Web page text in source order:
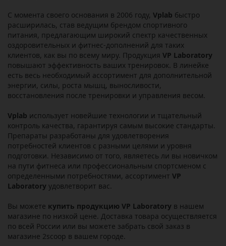
С момента своего основания в 2006 году, Vplab быстро
расширилась, став ведущим брендом спортивного
питания, предлагающим широкий спектр качественных
оздоровительных и фитнес-дополнений для таких
клиентов, как вы по всему миру. Продукция VP Laboratory
повышают эффективность ваших тренировок. В линейке
есть весь необходимый ассортимент для дополнительной
энергии, силы, роста мышц, выносливости,
восстановления после тренировки и управления весом.
Vplab использует новейшие технологии и тщательный
контроль качества, гарантируя самым высокие стандарты.
Препараты разработаны для удовлетворения
потребностей клиентов с разными целями и уровня
подготовки. Независимо от того, являетесь ли вы новичком
на пути фитнеса или профессиональным спортсменом с
определенными потребностями, ассортимент VP
Laboratory удовлетворит вас.
Вы можете купить продукцию VP Laboratory в нашем
магазине по низкой цене. Доставка товара осуществляется
по всей России или вы можете забрать свой заказ в
магазине 2scoop в вашем городе.